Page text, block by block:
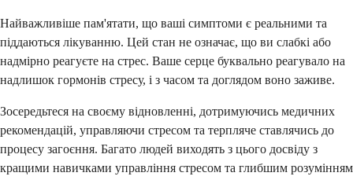
Найважливіше пам'ятати, що ваші симптоми є реальними та
піддаються лікуванню. Цей стан не означає, що ви слабкі або
надмірно реагуєте на стрес. Ваше серце буквально реагувало на
надлишок гормонів стресу, і з часом та доглядом воно заживе.
Зосередьтеся на своєму відновленні, дотримуючись медичних
рекомендацій, управляючи стресом та терпляче ставлячись до
процесу загоєння. Багато людей виходять з цього досвіду з
кращими навичками управління стресом та глибшим розумінням